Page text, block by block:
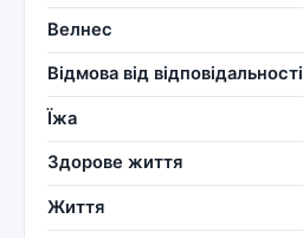
Велнес
Відмова від відповідальності
Їжа
Здорове життя
Життя